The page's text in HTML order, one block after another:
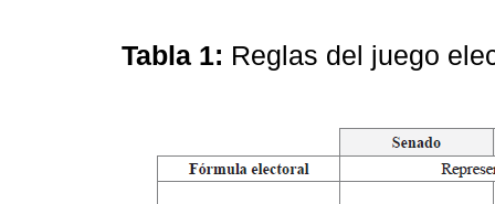
Tabla 1: Reglas del juego